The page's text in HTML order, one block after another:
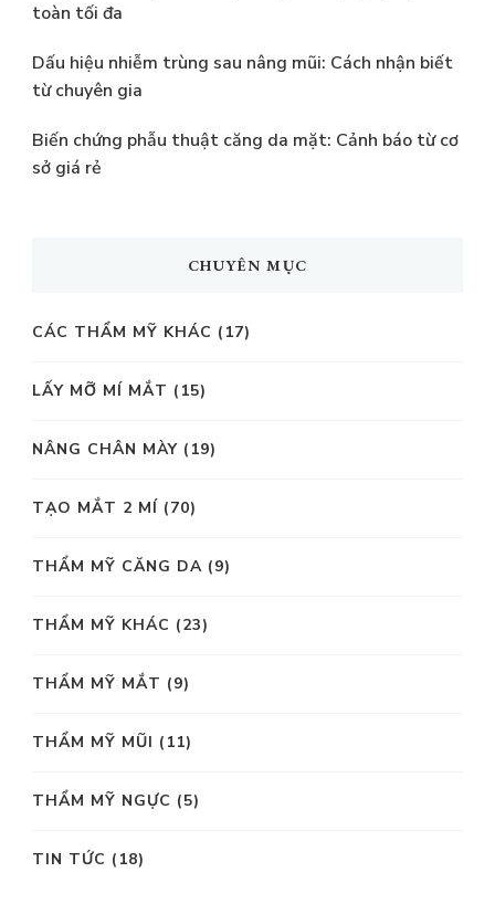
toàn tối đa
Dấu hiệu nhiễm trùng sau nâng mũi: Cách nhận biết
từ chuyên gia
Biến chứng phẫu thuật căng da mặt: Cảnh báo từ cơ
sở giá rẻ
CHUYÊN MỤC
CÁC THẨM MỸ KHÁC (17)
LẤY MỠ MÍ MẮT (15)
NÂNG CHÂN MÀY (19)
TẠO MẮT 2 MÍ (70)
THẨM MỸ CĂNG DA (9)
THẨM MỸ KHÁC (23)
THẨM MỸ MẮT (9)
THẨM MỸ MŨI (11)
THẨM MỸ NGỰC (5)
TIN TỨC (18)